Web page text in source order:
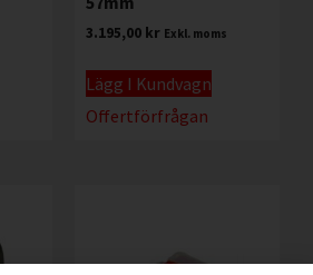
3.195,00 kr Exkl. moms
Lägg I Kundvagn
Offertförfrågan